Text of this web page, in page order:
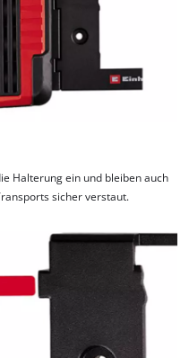
Halterung ein und bleiben auch
sicher verstaut.